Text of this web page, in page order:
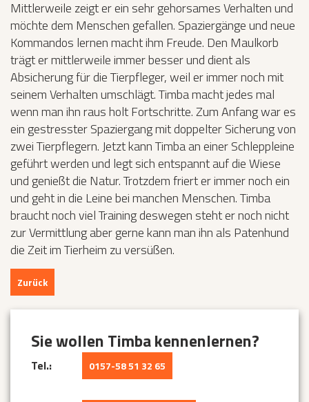
Mittlerweile zeigt er ein sehr gehorsames Verhalten und
möchte dem Menschen gefallen. Spaziergänge und neue
Kommandos lernen macht ihm Freude. Den Maulkorb
trägt er mittlerweile immer besser und dient als
Absicherung für die Tierpfleger, weil er immer noch mit
seinem Verhalten umschlägt. Timba macht jedes mal
wenn man ihn raus holt Fortschritte. Zum Anfang war es
ein gestresster Spaziergang mit doppelter Sicherung von
zwei Tierpflegern. Jetzt kann Timba an einer Schleppleine
geführt werden und legt sich entspannt auf die Wiese
und genießt die Natur. Trotzdem friert er immer noch ein
und geht in die Leine bei manchen Menschen. Timba
braucht noch viel Training deswegen steht er noch nicht
zur Vermittlung aber gerne kann man ihn als Patenhund
die Zeit im Tierheim zu versüßen.
Zurück
Sie wollen Timba kennenlernen?
Tel.: 0157-58 51 32 65